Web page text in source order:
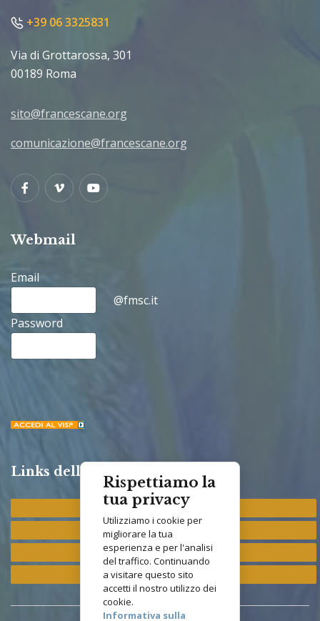
Rispettiamo la
tua privacy
Utilizziamo i cookie per
migliorare la tua
esperienza e per l'analisi
del traffico. Continuando
a visitare questo sito
accetti il nostro utilizzo dei
cookie.
Informativa sulla
+39 06 3325831
Via di Grottarossa, 301
00189 Roma
sito@francescane.org
comunicazione@francescane.org
FacebookVimeoYoutube
Webmail
Email
@fmsc.it
Password
Links della Congregazione
Provincia "St. Francis"
Provincia "M. Immacolata"
Provincia "S. Antonio"
Provincia "S. Elisabetta"